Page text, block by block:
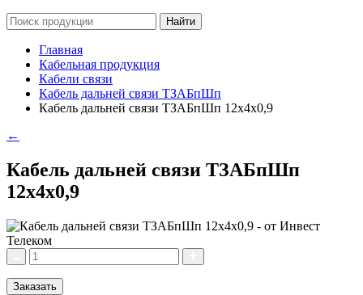
Главная
Кабельная продукция
Кабели связи
Кабель дальней связи ТЗАБпШп
Кабель дальней связи ТЗАБпШп 12х4х0,9
←
Кабель дальней связи ТЗАБпШп
12х4х0,9
Заказать